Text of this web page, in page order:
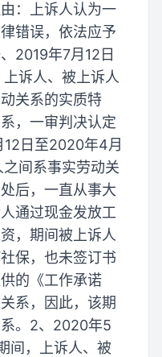
：上诉人认为一
错误，依法应予
2019年7月12日
诉人、被上诉人
关系的实质特
，一审判决认定
12日至2020年4月
间系事实劳动关
后，一直从事大
通过现金发放工
，期间被上诉人
保，也未签订书
的《工作承诺
系，因此，该期
。2、2020年5
间，上诉人、被